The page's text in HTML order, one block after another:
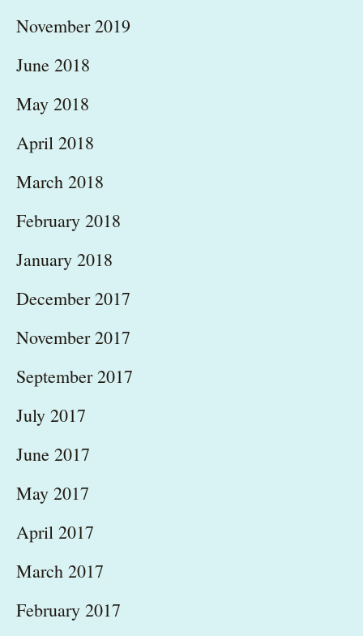
November 2019
June 2018
May 2018
April 2018
March 2018
February 2018
January 2018
December 2017
November 2017
September 2017
July 2017
June 2017
May 2017
April 2017
March 2017
February 2017